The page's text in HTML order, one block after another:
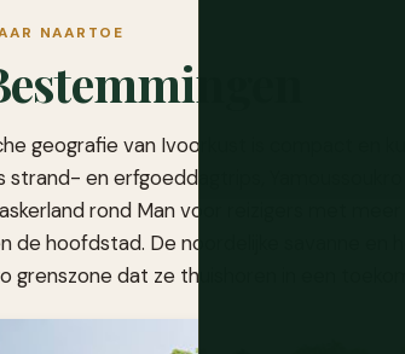
NAARTOE
geografie van Ivoorkust is compact en
strand- en erfgoeddagtrips,
rond Man voor reizigers met
de hoofdstad. De noordelijke savanne en
grenszone dat ze thuishoren in een